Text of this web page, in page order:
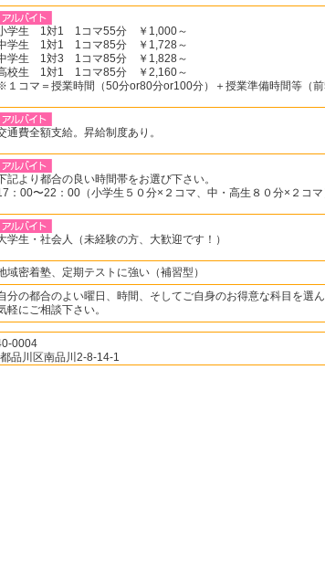
学生 1対1 1コマ55分 ￥1,000～
学生 1対1 1コマ85分 ￥1,728～
学生 1対3 1コマ85分 ￥1,828～
校生 1対1 1コマ85分 ￥2,160～
１コマ＝授業時間（50分or80分or100分）＋授業準備時間等（前
通費全額支給。昇給制度あり。
記より都合の良い時間帯をお選び下さい。
：00〜22：00（小学生５０分×２コマ、中・高生８０分×２コマ
学生・社会人（未経験の方、大歓迎です！）
域密着塾、定期テストに強い（補習型）
分の都合のよい曜日、時間、そしてご自身のお得意な科目を選
軽にご相談下さい。
0004
品川区南品川2-8-14-1